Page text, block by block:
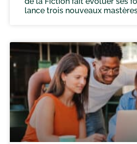
lance trois nouveaux